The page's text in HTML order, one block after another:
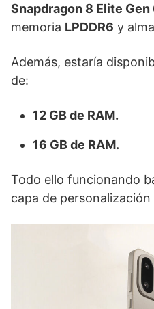
Snapdragon 8 Elite Gen
memoria LPDDR6 y
Además, estaría
de:
12 GB de RAM.
16 GB de RAM.
Todo ello funcionando
capa de personalización